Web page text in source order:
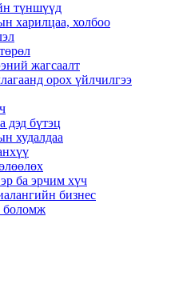
түншүүд
харилцаа, холбоо
жагсаалт
орох үйлчилгээ
дэд бүтэц
худалдаа
ба эрчим хүч
бизнес